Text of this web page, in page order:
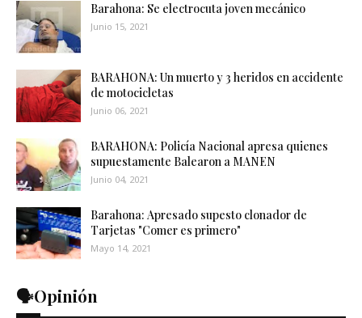
Barahona: Se electrocuta joven mecánico
Junio 15, 2021
BARAHONA: Un muerto y 3 heridos en accidente
de motocicletas
Junio 06, 2021
BARAHONA: Policía Nacional apresa quienes
supuestamente Balearon a MANEN
Junio 04, 2021
Barahona: Apresado supesto clonador de
Tarjetas "Comer es primero"
Mayo 14, 2021
🗣️Opinión